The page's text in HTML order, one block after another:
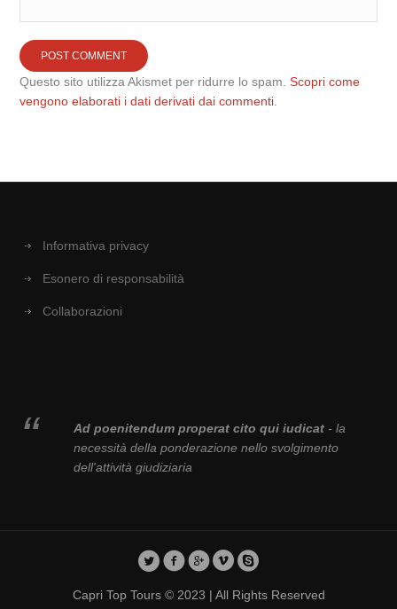
Questo sito utilizza Akismet per ridurre lo spam.Scopri come
vengono elaborati i dati derivati dai commenti
Informativa privacy
Esonero di responsabilità
Collaborazioni
Ad poenitendum properat cito qui iudicat- la
necessità della ponderazione nello svolgimento
dell'attività giudiziaria
Capri Top Tours © 2023 | All Rights Reserved